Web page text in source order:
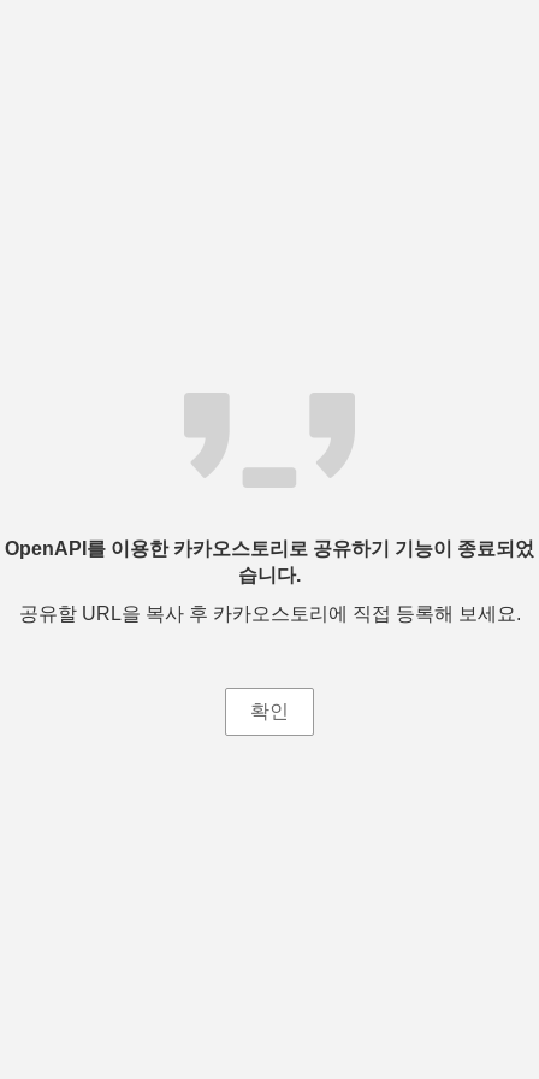
OpenAPI를 이용한 카카오스토리로 공유하기 기능이 종료되었
습니다.
공유할 URL을 복사 후 카카오스토리에 직접 등록해 보세요.
확인